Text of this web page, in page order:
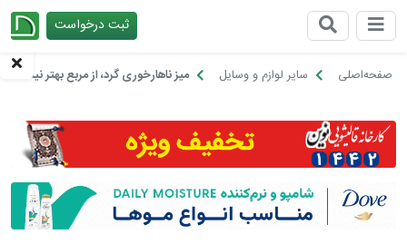
ثبت درخواست
صفحه‌اصلی سایر لوازم و وسایل میز ناهارخوری گرد، از مربع بهتر نیست؟